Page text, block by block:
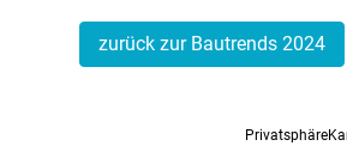
zurück zur Bautrends 2024
Privatsphäre